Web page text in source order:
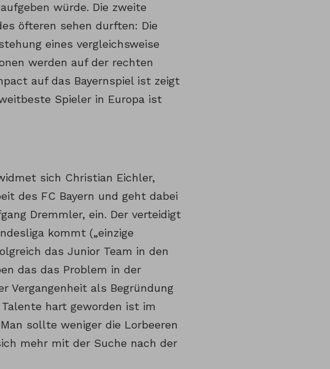
würde. Die zweite
öfteren sehen durften: Die
eines vergleichsweise
werden auf der rechten
auf das Bayernspiel ist zeigt
Spieler in Europa ist
sich Christian Eichler,
des FC Bayern und geht dabei
Dremmler, ein. Der verteidigt
kommt („einzige
das Junior Team in den
das das Problem in der
Vergangenheit als Begründung
hart geworden ist im
sollte weniger die Lorbeeren
mehr mit der Suche nach der